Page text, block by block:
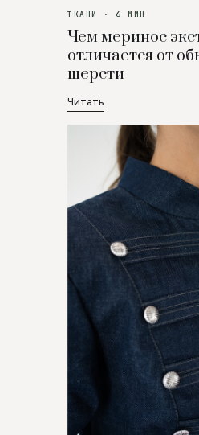
ТКАНИ · 6 МИН
Чем меринос
отличается от
шерсти
Читать